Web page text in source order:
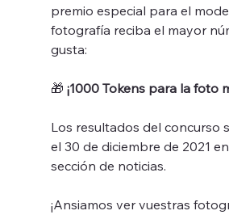
premio especial para el
fotografía reciba el mayor
gusta:
🎁 ¡1000 Tokens para la foto
Los resultados del concurso
el 30 de diciembre de 2021
sección de noticias.
¡Ansiamos ver vuestras